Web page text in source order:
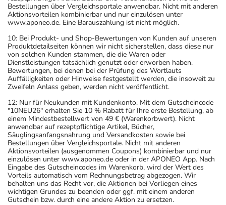
Bestellungen über Vergleichsportale anwendbar. Nicht mit anderen
Aktionsvorteilen kombinierbar und nur einzulösen unter
www.aponeo.de. Eine Barauszahlung ist nicht möglich.
10: Bei Produkt- und Shop-Bewertungen von Kunden auf unseren
Produktdetailseiten können wir nicht sicherstellen, dass diese nur
von solchen Kunden stammen, die die Waren oder
Dienstleistungen tatsächlich genutzt oder erworben haben.
Bewertungen, bei denen bei der Prüfung des Wortlauts
Auffälligkeiten oder Hinweise festgestellt werden, die insoweit zu
Zweifeln Anlass geben, werden nicht veröffentlicht.
12: Nur für Neukunden mit Kundenkonto. Mit dem Gutscheincode
"10NEU26" erhalten Sie 10 % Rabatt für Ihre erste Bestellung, ab
einem Mindestbestellwert von 49 € (Warenkorbwert). Nicht
anwendbar auf rezeptpflichtige Artikel, Bücher,
Säuglingsanfangsnahrung und Versandkosten sowie bei
Bestellungen über Vergleichsportale. Nicht mit anderen
Aktionsvorteilen (ausgenommen Coupons) kombinierbar und nur
einzulösen unter www.aponeo.de oder in der APONEO App. Nach
Eingabe des Gutscheincodes im Warenkorb, wird der Wert des
Vorteils automatisch vom Rechnungsbetrag abgezogen. Wir
behalten uns das Recht vor, die Aktionen bei Vorliegen eines
wichtigen Grundes zu beenden oder ggf. mit einem anderen
Gutschein bzw. durch eine andere Aktion zu ersetzen.